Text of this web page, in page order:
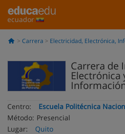
ecuador
Carrera Electricidad, Electrónica,
Carrera de
Electrónica
Centro:
Escuela Politécnica
Método: Presencial
Lugar:
Quito